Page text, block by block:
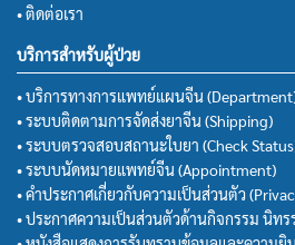
• ติดต่อเรา
บริการสำหรับผู้ป่วย
• บริการทางการแพทย์แผนจีน
• ระบบติดตามการจัดส่งยาจีน (Shipping)
• ระบบตรวจสอบสถานะใบยา (Check
• ระบบนัดหมายแพทย์จีน (Appointment)
• คำประกาศเกี่ยวกับความเป็นส่วนตัว
• ประกาศความเป็นส่วนตัวด้านกิจกรรม นิทร